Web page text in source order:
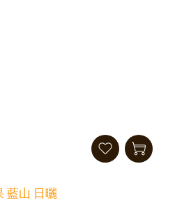
藍山 日曬